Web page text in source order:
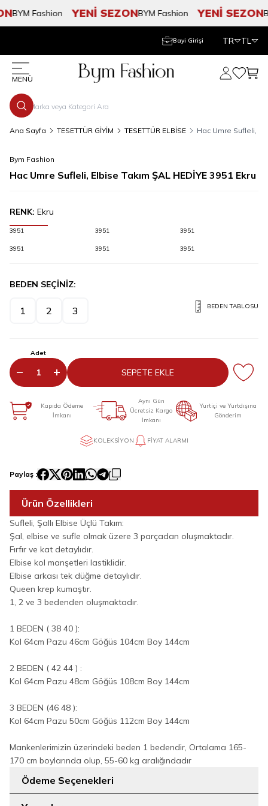
BYM Fashion YENİ SEZONBYM Fashion YENİ SEZON
Bayi Girişi TR TL
MENÜ
Hesabım
Ana Sayfa TESETTÜR GİYİM TESETTÜR ELBİSE Hac Umre Sufleli,
Bym Fashion
Hac Umre Sufleli, Elbise Takım ŞAL HEDİYE 3951 Ekru
RENK: Ekru
3951 3951 3951
3951 3951 3951
BEDEN SEÇİNİZ:
1 2 3 BEDEN TABLOSU
Adet
SEPETE EKLE
Kapıda Ödeme
İmkanı
Aynı Gün
Ücretsiz Kargo
İmkanı
Yurtiçi ve Yurtdışına
Gönderim
KOLEKSIYON FIYAT ALARMI
Paylaş :
Ürün Özellikleri
Sufleli, Şallı Elbise Üçlü Takım:
Şal, elbise ve sufle olmak üzere 3 parçadan oluşmaktadır.
Fırfır ve kat detaylıdır.
Elbise kol manşetleri lastiklidir.
Elbise arkası tek düğme detaylıdır.
Queen krep kumaştır.
1, 2 ve 3 bedenden oluşmaktadır.
1 BEDEN ( 38 40 ):
Kol 64cm Pazu 46cm Göğüs 104cm Boy 144cm
2 BEDEN ( 42 44 ) :
Kol 64cm Pazu 48cm Göğüs 108cm Boy 144cm
3 BEDEN (46 48 ):
Kol 64cm Pazu 50cm Göğüs 112cm Boy 144cm
Mankenlerimizin üzerindeki beden 1 bedendir, Ortalama 165-
170 cm boylarında olup, 55-60 kg aralığındadır
Ödeme Seçenekleri